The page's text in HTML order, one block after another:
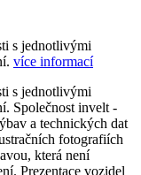
s jednotlivými
více informací
s jednotlivými
Společnost invelt -
a technických dat
fotografiích
která není
Prezentace vozidel